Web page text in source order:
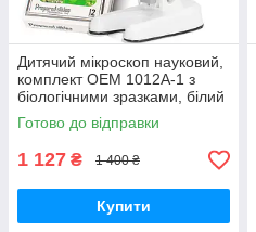
Дитячий мікроскоп науковий,
комплект OEM 1012A-1 з
біологічними зразками, білий
GoodPlace -worry-free-
shopping-
Готово до відправки
1 127 ₴ 1 400 ₴
Купити